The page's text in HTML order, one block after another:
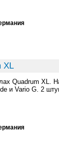
XL
Quadrum XL.
и Vario G. 2